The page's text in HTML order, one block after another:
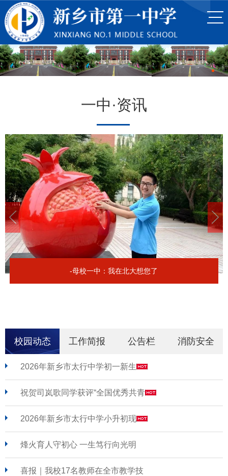
一中·资讯
-母校一中：我在北大想您了
校园动态 工作简报 公告栏 消防安全
2026年新乡市太行中学初一新生
祝贺司岚歌同学获评“全国优秀共青
2026年新乡市太行中学小升初现
烽火育人守初心 一生笃行向光明
喜报｜我校17名教师在全市教学技